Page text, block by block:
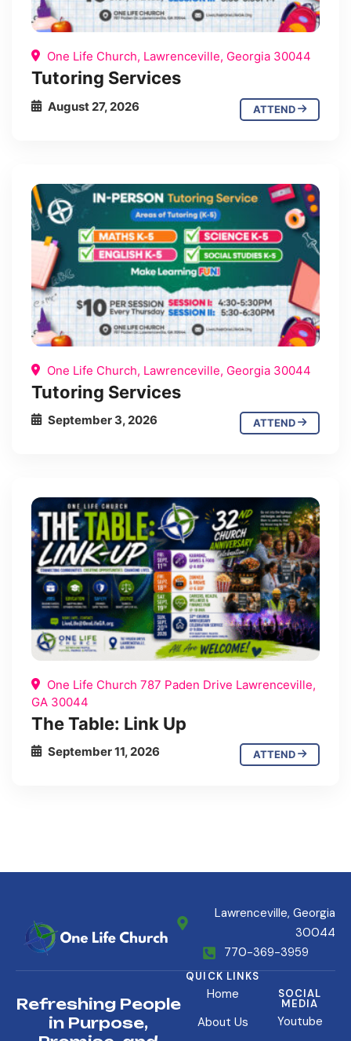
One Life Church, Lawrenceville, Georgia 30044
Tutoring Services
August 27, 2026 ATTEND
One Life Church, Lawrenceville, Georgia 30044
Tutoring Services
September 3, 2026 ATTEND
One Life Church 787 Paden Drive Lawrenceville,
GA 30044
The Table: Link Up
September 11, 2026 ATTEND
Lawrenceville, Georgia
30044
770-369-3959
Refreshing People
in Purpose,
QUICK LINKS
Home
About Us
SOCIAL
MEDIA
Youtube